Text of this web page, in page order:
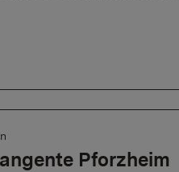
Pforzheim